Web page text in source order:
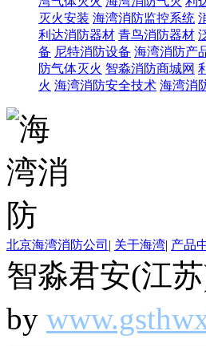
灭火安装 海湾消防监控系统
利达消防器材 青鸟消防器材
备 尼特消防设备 海湾消防产
防气体灭火 智淼消防商城网
火 海湾消防安全技术 海湾消
北京海湾消防公司 | 关于海湾| 产品
智淼君安(江
by